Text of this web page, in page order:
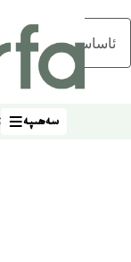
ئاساسلىق مەزمۇنغا
سەھىپە
سەھىپە